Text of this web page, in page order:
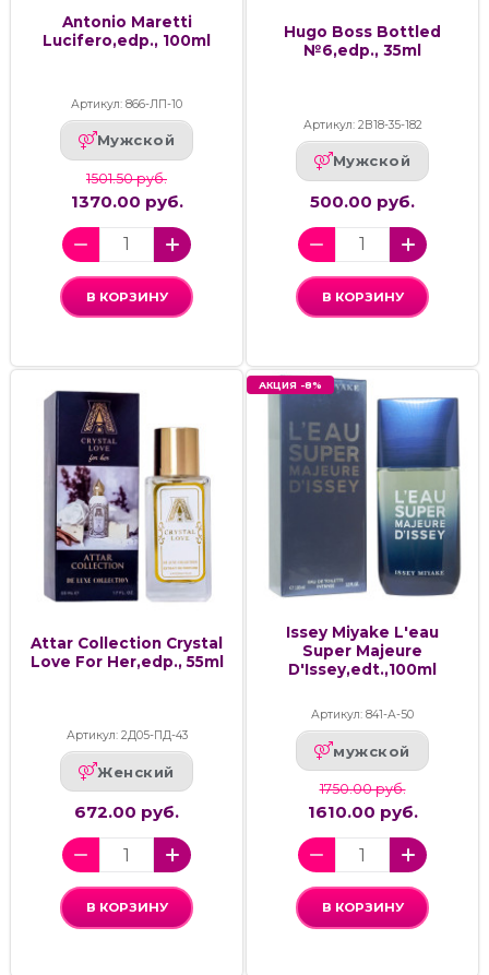
Antonio Maretti
Lucifero,edp., 100ml
Артикул: 866-ЛП-10
Мужской
1501.50 руб.
1370.00 руб.
В КОРЗИНУ
Hugo Boss Bottled
№6,edp., 35ml
Артикул: 2В18-35-182
Мужской
500.00 руб.
В КОРЗИНУ
Attar Collection Crystal
Love For Her,edp., 55ml
Артикул: 2Д05-ПД-43
Женский
672.00 руб.
В КОРЗИНУ
АКЦИЯ -8%
Issey Miyake L'eau
Super Majeure
D'Issey,edt.,100ml
Артикул: 841-А-50
мужской
1750.00 руб.
1610.00 руб.
В КОРЗИНУ